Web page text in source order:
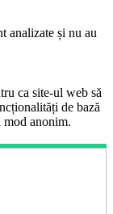
analizate și nu au
ca site-ul web să
de bază
mod anonim.